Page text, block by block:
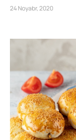
24 Noyabr, 2020